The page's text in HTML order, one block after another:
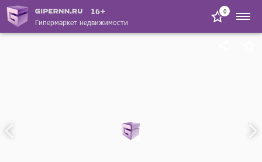
16+
Гипермаркет недвижимости
0